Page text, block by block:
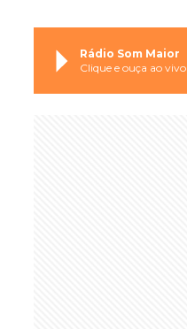
Rádio Som Maior
Clique e ouça ao vivo